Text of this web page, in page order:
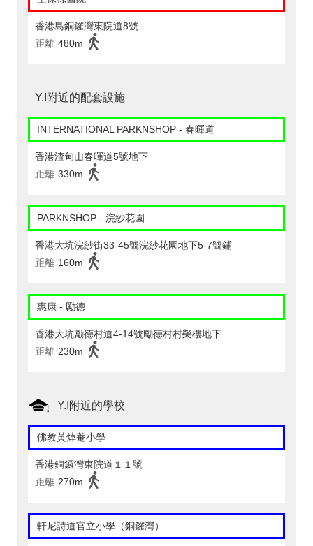
香港島銅鑼灣東院道8號
距離 480m
Y.I附近的配套設施
INTERNATIONAL PARKNSHOP - 春暉道
香港渣甸山春暉道5號地下
距離 330m
PARKNSHOP - 浣紗花園
香港大坑浣紗街33-45號浣紗花園地下5-7號鋪
距離 160m
惠康 - 勵德
香港大坑勵德村道4-14號勵德村村榮樓地下
距離 230m
Y.I附近的學校
佛教黃焯菴小學
香港銅鑼灣東院道１１號
距離 270m
軒尼詩道官立小學（銅鑼灣）